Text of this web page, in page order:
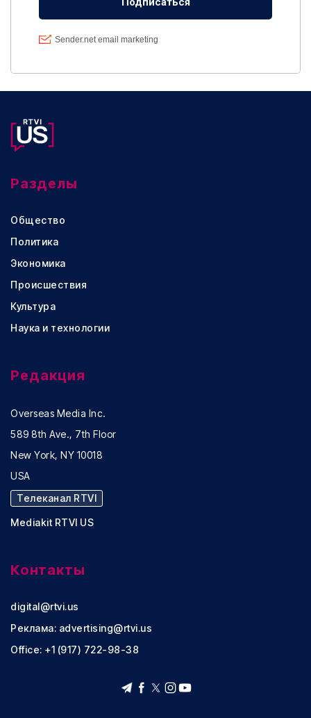
Разделы
Общество
Политика
Экономика
Происшествия
Культура
Наука и технологии
Редакция
Overseas Media Inc.
589 8th Ave., 7th Floor
New York, NY 10018
USA
Телеканал RTVI
Mediakit RTVI US
Контакты
digital@rtvi.us
Реклама: advertising@rtvi.us
Office: +1 (917) 722-98-38